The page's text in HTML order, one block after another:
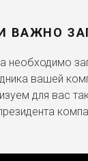
ВАЖНО
необходимо
вашей
для вас